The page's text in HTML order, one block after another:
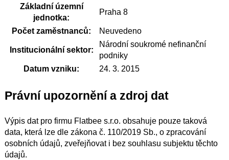
Základní územní
jednotka:
Praha 8
Počet zaměstnanců: Neuvedeno
Institucionální sektor:
Národní soukromé nefinanční
podniky
Datum vzniku:
24. 3. 2015
Právní upozornění a zdroj dat
Výpis dat pro firmu Flatbee s.r.o. obsahuje pouze taková
data, která lze dle zákona č. 110/2019 Sb., o zpracování
osobních údajů, zveřejňovat i bez souhlasu subjektu těchto
údajů.